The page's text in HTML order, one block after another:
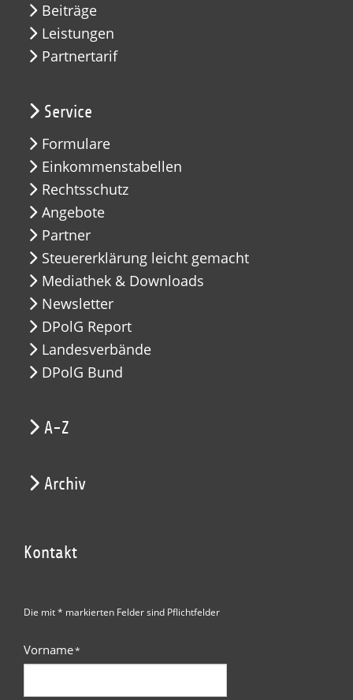
Beiträge
Leistungen
Partnertarif
Service
Formulare
Einkommenstabellen
Rechtsschutz
Angebote
Partner
Steuererklärung leicht gemacht
Mediathek & Downloads
Newsletter
DPolG Report
Landesverbände
DPolG Bund
A-Z
Archiv
Kontakt
Die mit * markierten Felder sind Pflichtfelder
Vorname*